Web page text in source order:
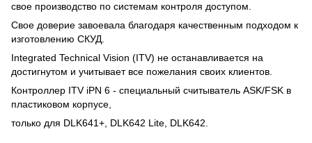
свое производство по системам контроля доступом.
Свое доверие завоевала благодаря качественным подходом к
изготовлению СКУД.
Integrated Technical Vision (ITV) не останавливается на
достигнутом и учитывает все пожелания своих клиентов.
Контроллер ITV iPN 6 - специальный считыватель ASK/FSK в
пластиковом корпусе,
только для DLK641+, DLK642 Lite, DLK642.